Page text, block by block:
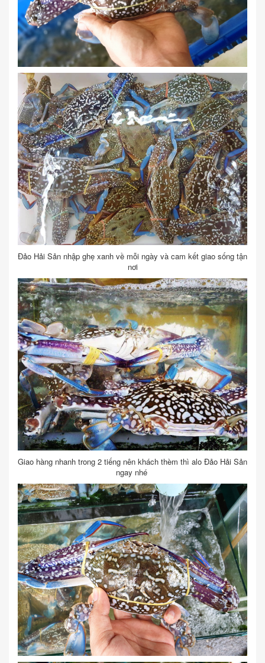
Đảo Hải Sản nhập ghẹ xanh về mỗi ngày và cam kết giao sống tận
nơi
Giao hàng nhanh trong 2 tiếng nên khách thèm thì alo Đảo Hải Sản
ngay nhé